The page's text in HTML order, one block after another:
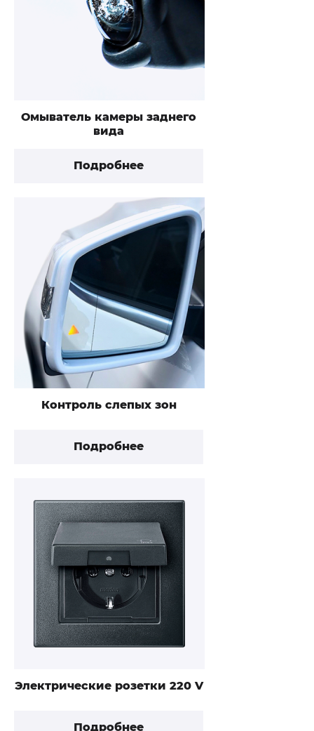
Омыватель камеры заднего
вида
Подробнее
Контроль слепых зон
Подробнее
Электрические розетки 220 V
Подробнее